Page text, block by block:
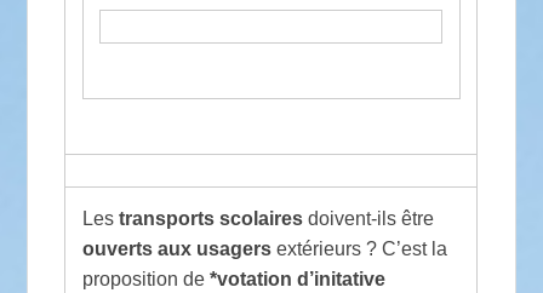
Les transports scolairesdoivent-ils être
ouverts aux usagersextérieurs ? C’est la
proposition de *votation d’initative